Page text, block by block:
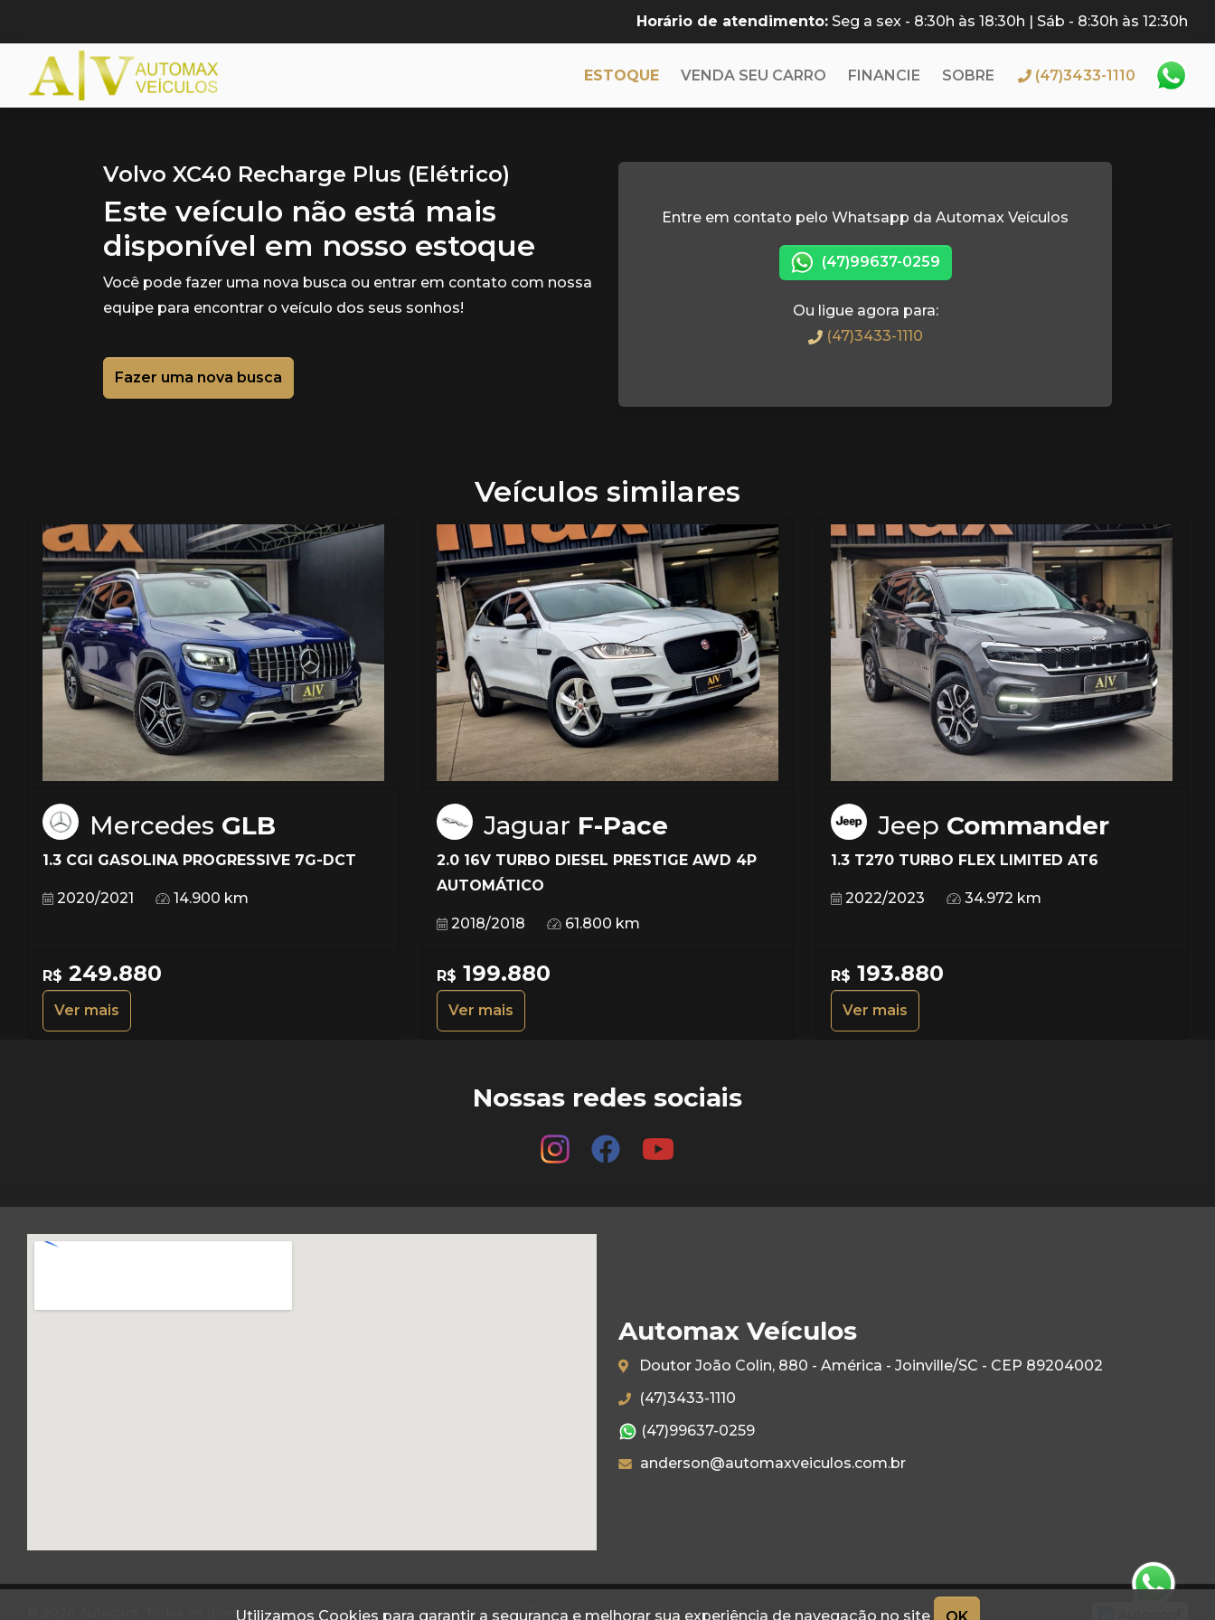
Utilizamos Cookies para garantir a segurança e melhorar sua experiência de navegação no site
Horário de atendimento: Seg a sex - 8:30h às 18:30h | Sáb - 8:30h às 12:30h
ESTOQUE VENDA SEU CARRO FINANCIE SOBRE (47)3433-1110
Volvo XC40 Recharge Plus (Elétrico)
Este veículo não está mais
disponível em nosso estoque
Você pode fazer uma nova busca ou entrar em contato com nossa
equipe para encontrar o veículo dos seus sonhos!
Fazer uma nova busca
Entre em contato pelo Whatsapp da Automax Veículos
(47)99637-0259
Ou ligue agora para:
(47)3433-1110
Veículos similares
Mercedes GLB
1.3 CGI GASOLINA PROGRESSIVE 7G-DCT
2020/2021 14.900 km
R$ 249.880
Ver mais
Jaguar F-Pace
2.0 16V TURBO DIESEL PRESTIGE AWD 4P
AUTOMÁTICO
2018/2018 61.800 km
R$ 199.880
Ver mais
Jeep Commander
1.3 T270 TURBO FLEX LIMITED AT6
2022/2023 34.972 km
R$ 193.880
Ver mais
Nossas redes sociais
Automax Veículos
Doutor João Colin, 880 - América - Joinville/SC - CEP 89204002
(47)3433-1110
(47)99637-0259
anderson@automaxveiculos.com.br
© 2026 Autoconf. Todos os direitos reservados. Termos Privacidade